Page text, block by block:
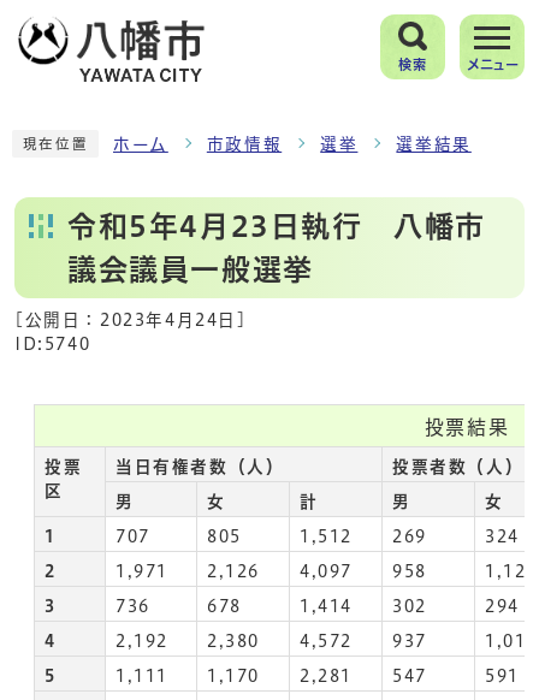
検索 メニュー
現在位置 ホーム 市政情報 選挙 選挙結果
令和5年4月23日執行 八幡市
議会議員一般選挙
[公開日： 2023年4月24日
ID:5740
投票結果
投票
区
当日有権者数（人） 投票者数（人）
男 女 計 男 女
1 707 805 1,512 269 324
2 1,971 2,126 4,097 958 1,121
3 736 678 1,414 302 294
4 2,192 2,380 4,572 937 1,015
5 1,111 1,170 2,281 547 591